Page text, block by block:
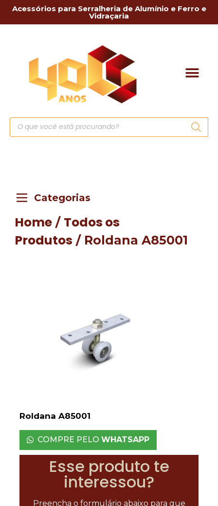
Acessórios para Serralheria de Alumínio e Ferro e
Vidraçaria
Categorias
Home / Todos os
Produtos / Roldana A85001
Roldana A85001
COMPRE PELO WHATSAPP
Esse produto te
interessou?
Preencha o formulário abaixo para que